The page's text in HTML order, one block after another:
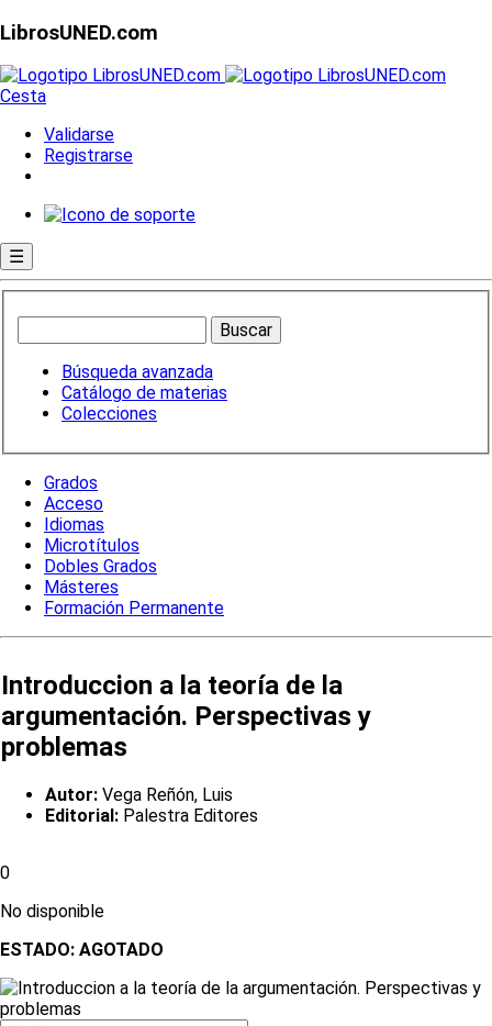
LibrosUNED.com
Cesta
Validarse
Registrarse
☰
Búsqueda avanzada
Catálogo de materias
Colecciones
Grados
Acceso
Idiomas
Microtítulos
Dobles Grados
Másteres
Formación Permanente
Introduccion a la teoría de la
argumentación. Perspectivas y
problemas
Autor: Vega Reñón, Luis
Editorial: Palestra Editores
0
No disponible
ESTADO: AGOTADO